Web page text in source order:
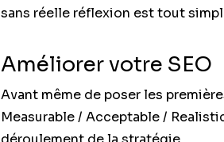
sans réelle réflexion est tout
Améliorer votre SEO
Avant même de poser les
Measurable / Acceptable /